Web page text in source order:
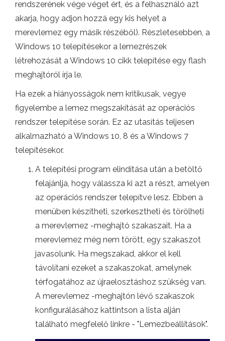
rendszerének vége véget ért, és a felhasználó azt
akarja, hogy adjon hozzá egy kis helyet a
merevlemez egy másik részéből). Részletesebben, a
Windows 10 telepítésekor a lemezrészek
létrehozását a Windows 10 cikk telepítése egy flash
meghajtóról írja le.
Ha ezek a hiányosságok nem kritikusak, vegye
figyelembe a lemez megszakítását az operációs
rendszer telepítése során. Ez az utasítás teljesen
alkalmazható a Windows 10, 8 és a Windows 7
telepítésekor.
A telepítési program elindítása után a betöltő
felajánlja, hogy válassza ki azt a részt, amelyen
az operációs rendszer telepítve lesz. Ebben a
menüben készítheti, szerkesztheti és törölheti
a merevlemez -meghajtó szakaszait. Ha a
merevlemez még nem törött, egy szakaszot
javasolunk. Ha megszakad, akkor el kell
távolítani ezeket a szakaszokat, amelynek
térfogatához az újraelosztáshoz szükség van.
A merevlemez -meghajtón lévő szakaszok
konfigurálásához kattintson a lista alján
található megfelelő linkre - "Lemezbeállítások".